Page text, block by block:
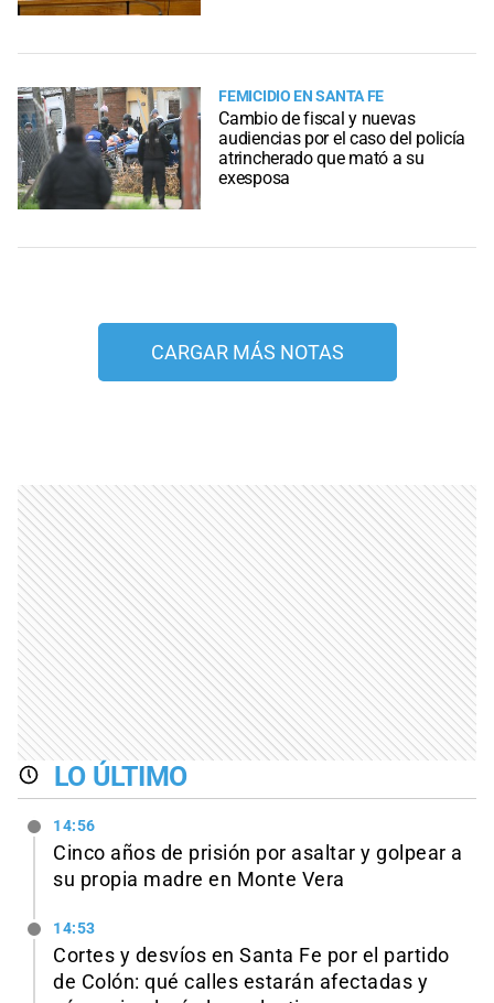
FEMICIDIO EN SANTA FE
Cambio de fiscal y nuevas
audiencias por el caso del policía
atrincherado que mató a su
exesposa
CARGAR MÁS NOTAS
LO ÚLTIMO
14:56
Cinco años de prisión por asaltar y golpear a
su propia madre en Monte Vera
14:53
Cortes y desvíos en Santa Fe por el partido
de Colón: qué calles estarán afectadas y